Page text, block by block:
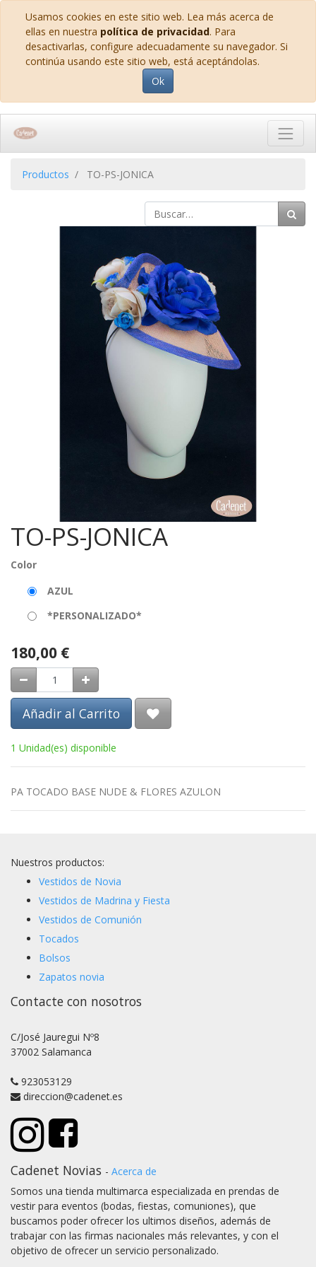
Usamos cookies en este sitio web. Lea más acerca de
ellas en nuestra política de privacidad. Para
desactivarlas, configure adecuadamente su navegador. Si
continúa usando este sitio web, está aceptándolas.
Ok
Productos TO-PS-JONICA
TO-PS-JONICA
Color
AZUL
*PERSONALIZADO*
180,00 €
Añadir al Carrito
1 Unidad(es) disponible
PA TOCADO BASE NUDE & FLORES AZULON
Nuestros productos:
Vestidos de Novia
Vestidos de Madrina y Fiesta
Vestidos de Comunión
Tocados
Bolsos
Zapatos novia
Contacte con nosotros
C/José Jauregui Nº8
37002 Salamanca
923053129
direccion@cadenet.es
Cadenet Novias - Acerca de
Somos una tienda multimarca especializada en prendas de
vestir para eventos (bodas, fiestas, comuniones), que
buscamos poder ofrecer los ultimos diseños, además de
trabajar con las firmas nacionales más relevantes, y con el
objetivo de ofrecer un servicio personalizado.